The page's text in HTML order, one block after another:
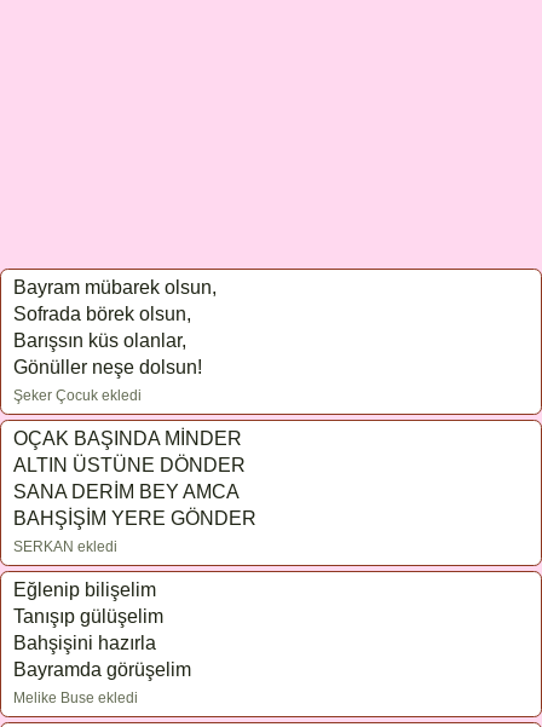
Bayram mübarek olsun,
Sofrada börek olsun,
Barışsın küs olanlar,
Gönüller neşe dolsun!
Şeker Çocuk ekledi
OÇAK BAŞINDA MİNDER
ALTIN ÜSTÜNE DÖNDER
SANA DERİM BEY AMCA
BAHŞİŞİM YERE GÖNDER
SERKAN ekledi
Eğlenip bilişelim
Tanışıp gülüşelim
Bahşişini hazırla
Bayramda görüşelim
Melike Buse ekledi